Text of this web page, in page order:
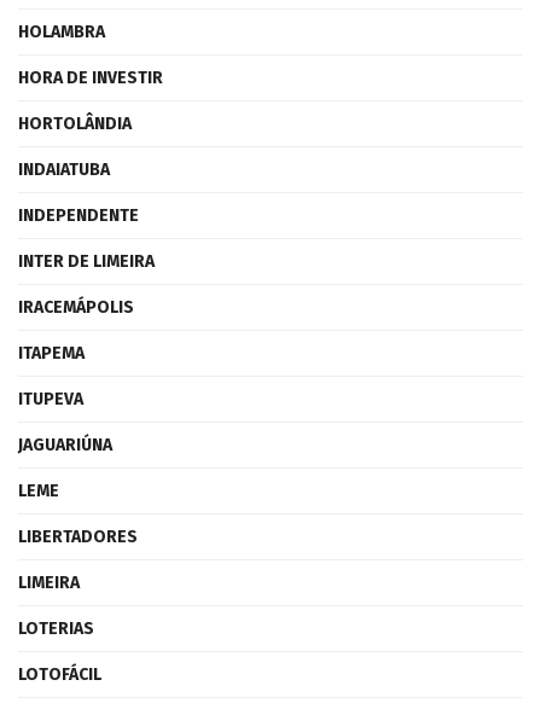
HOLAMBRA
HORA DE INVESTIR
HORTOLÂNDIA
INDAIATUBA
INDEPENDENTE
INTER DE LIMEIRA
IRACEMÁPOLIS
ITAPEMA
ITUPEVA
JAGUARIÚNA
LEME
LIBERTADORES
LIMEIRA
LOTERIAS
LOTOFÁCIL